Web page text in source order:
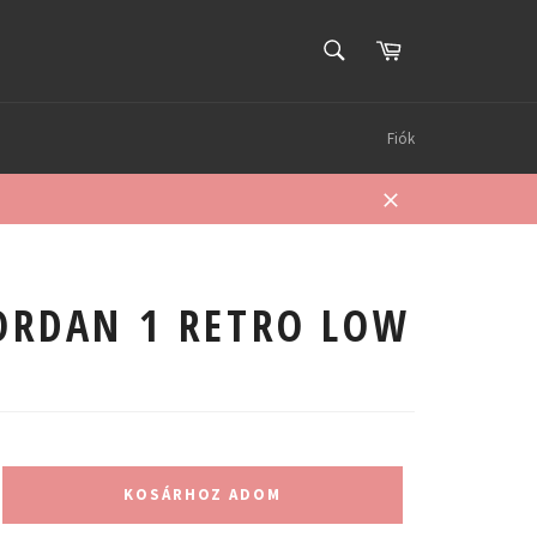
KERESÉSKosár
Fiók
Bezárás
1 RETRO LOW
KOSÁRHOZ ADOM